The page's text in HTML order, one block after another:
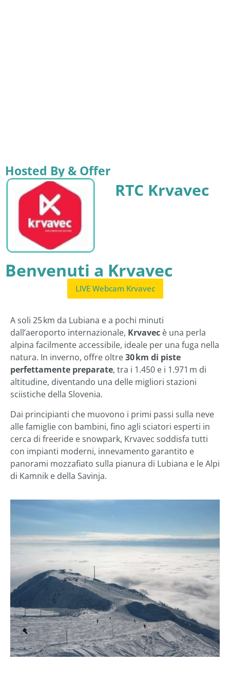
Hosted By & Offer
RTC Krvavec
Benvenuti a Krvavec
LIVE Webcam Krvavec
A soli 25 km da Lubiana e a pochi minuti
dall’aeroporto internazionale, Krvavec è una perla
alpina facilmente accessibile, ideale per una fuga nella
natura. In inverno, offre oltre30 km di piste
perfettamente preparate, tra i 1.450 e i 1.971 m di
altitudine, diventando una delle migliori stazioni
sciistiche della Slovenia.
Dai principianti che muovono i primi passi sulla neve
alle famiglie con bambini, fino agli sciatori esperti in
cerca di freeride e snowpark, Krvavec soddisfa tutti
con impianti moderni, innevamento garantito e
panorami mozzafiato sulla pianura di Lubiana e le Alpi
di Kamnik e della Savinja.